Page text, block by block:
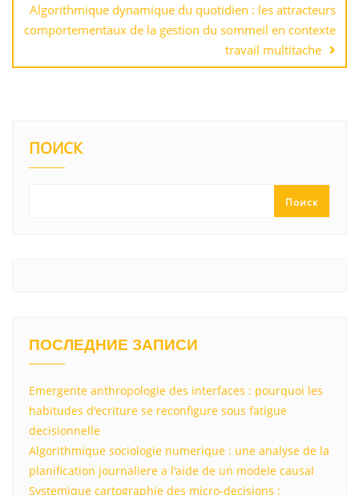
Algorithmique dynamique du quotidien : les attracteurs
comportementaux de la gestion du sommeil en contexte
travail multitache
ПОИСК
Поиск
ПОСЛЕДНИЕ ЗАПИСИ
Emergente anthropologie des interfaces : pourquoi les
habitudes d'ecriture se reconfigure sous fatigue
decisionnelle
Algorithmique sociologie numerique : une analyse de la
planification journaliere a l'aide de un modele causal
Systemique cartographie des micro-decisions :